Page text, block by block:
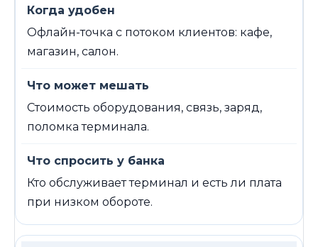
Офлайн-точка с потоком клиентов: кафе,
магазин, салон.
Стоимость оборудования, связь, заряд,
поломка терминала.
Кто обслуживает терминал и есть ли плата
при низком обороте.